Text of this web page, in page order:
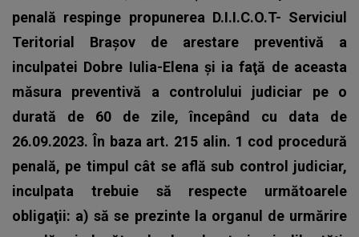
penală respinge propunerea D.I.I.C.O.T- Serviciul
Teritorial Brașov de arestare preventivă a
inculpatei Dobre Iulia-Elena şi ia faţă de aceasta
măsura preventivă a controlului judiciar pe o
durată de 60 de zile, începând cu data de
26.09.2023. În baza art. 215 alin. 1 cod procedură
penală, pe timpul cât se află sub control judiciar,
inculpata trebuie să respecte următoarele
obligaţii: a) să se prezinte la organul de urmărire